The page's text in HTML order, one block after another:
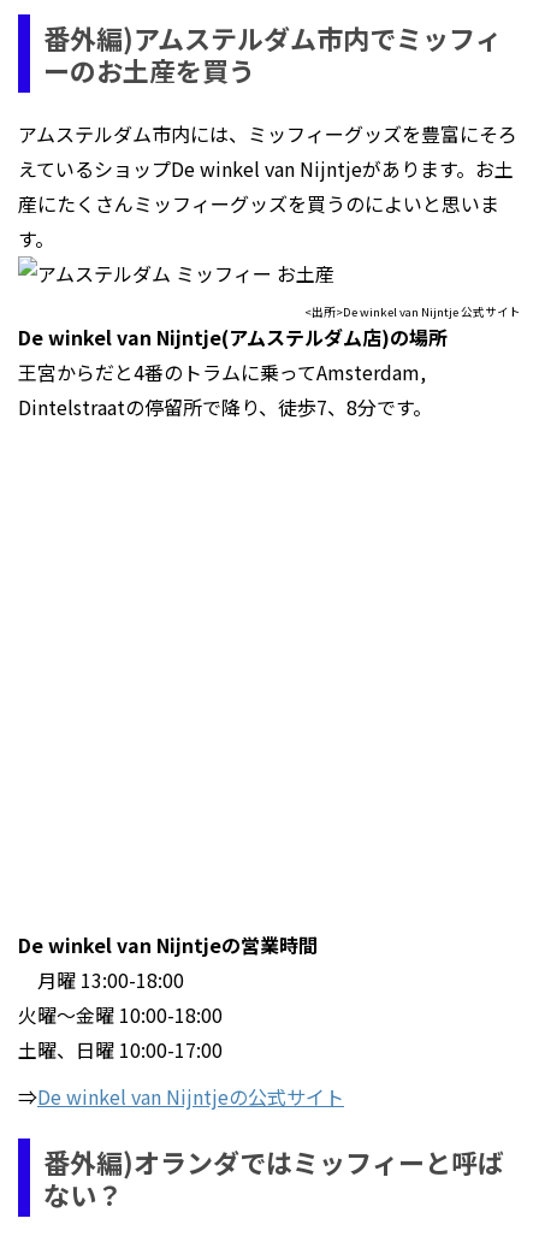
番外編)アムステルダム市内でミッフィ
ーのお土産を買う
アムステルダム市内には、ミッフィーグッズを豊富にそろ
えているショップDe winkel van Nijntjeがあります。お土
産にたくさんミッフィーグッズを買うのによいと思いま
す。
<出所>De winkel van Nijntje 公式サイト
De winkel van Nijntje(アムステルダム店)の場所
王宮からだと4番のトラムに乗ってAmsterdam,
Dintelstraatの停留所で降り、徒歩7、8分です。
De winkel van Nijntjeの営業時間
月曜 13:00-18:00
火曜～金曜 10:00-18:00
土曜、日曜 10:00-17:00
⇒De winkel van Nijntjeの公式サイト
番外編)オランダではミッフィーと呼ば
ない？